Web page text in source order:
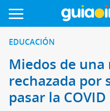
EDUCACIÓN
Miedos de una
rechazada por
pasar la COVID